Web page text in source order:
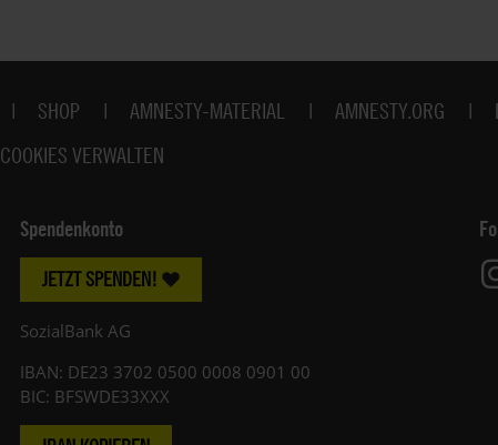
SHOP AMNESTY-MATERIAL AMNESTY.ORG
COOKIES VERWALTEN
Spendenkonto
JETZT SPENDEN!
SozialBank AG
IBAN: DE23 3702 0500 0008 0901 00
BIC: BFSWDE33XXX